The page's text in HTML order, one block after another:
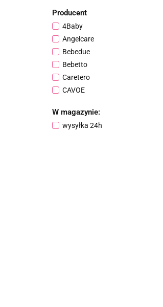
Producent
4Baby
Angelcare
Bebedue
Bebetto
Caretero
CAVOE
Chicco
Childhome
W magazynie:
wysyłka 24h